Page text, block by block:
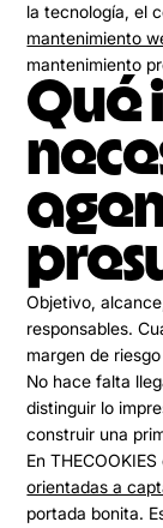
la tecnología, el
mantenimiento
mantenimiento
Qué información
Objetivo,
responsables.
margen de
No hace falta
distinguir lo
construir una
En
orientadas a
portada bonita.